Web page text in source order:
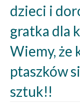
dzieci i
gratka dla
Wiemy, że
ptaszków
sztuk!!